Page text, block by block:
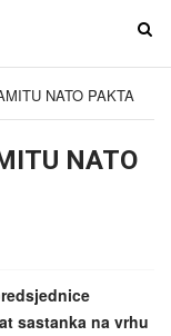
T
e
a
NATO PAKTA
NATO
sastanka na vrhu